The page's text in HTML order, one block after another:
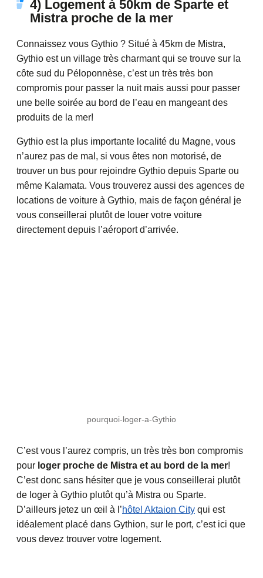
4) Logement à 50km de Sparte et
Mistra proche de la mer
Connaissez vous Gythio ? Situé à 45km de Mistra,
Gythio est un village très charmant qui se trouve sur la
côte sud du Péloponnèse, c’est un très très bon
compromis pour passer la nuit mais aussi pour passer
une belle soirée au bord de l’eau en mangeant des
produits de la mer!
Gythio est la plus importante localité du Magne, vous
n’aurez pas de mal, si vous êtes non motorisé, de
trouver un bus pour rejoindre Gythio depuis Sparte ou
même Kalamata. Vous trouverez aussi des agences de
locations de voiture à Gythio, mais de façon général je
vous conseillerai plutôt de louer votre voiture
directement depuis l’aéroport d’arrivée.
pourquoi-loger-a-Gythio
C’est vous l’aurez compris, un très très bon compromis
pour loger proche de Mistra et au bord de la mer!
C’est donc sans hésiter que je vous conseillerai plutôt
de loger à Gythio plutôt qu’à Mistra ou Sparte.
D’ailleurs jetez un œil à l’hôtel Aktaion City qui est
idéalement placé dans Gythion, sur le port, c’est ici que
vous devez trouver votre logement.